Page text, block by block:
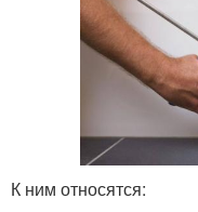
К ним относятся: